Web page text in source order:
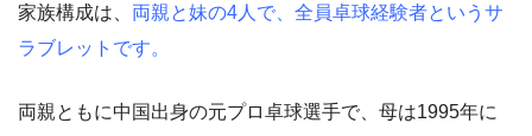
家族構成は、 両親と妹の4人で、全員卓球経験者というサ
ラブレットです。
両親ともに中国出身の元プロ卓球選手で、母は1995年に